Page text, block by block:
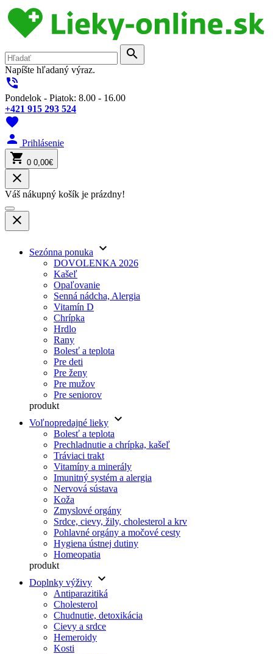
search
Napíšte hľadaný výraz.
phone_in_talk
Pondelok - Piatok: 8.00 - 16.00
+421 915 293 524
favorite
person Prihlásenie
shopping_cart 0 0,00€
close
Váš nákupný košík je prázdny!
close
Sezónna ponuka keyboard_arrow_down
DOVOLENKA 2026
Kašeľ
Opaľovanie
Senná nádcha, Alergia
Vitamín D
Chrípka
Hrdlo
Rany
Bolesť a teplota
Pre deti
Pre ženy
Pre mužov
Pre seniorov
produkt
Voľnopredajné lieky keyboard_arrow_down
Bolesť a teplota
Prechladnutie a chrípka, kašeľ
Tráviaci trakt
Vitamíny a minerály
Imunitný systém a alergia
Nervová sústava
Koža
Zmyslové orgány
Srdce, cievy, žily, cholesterol a krv
Pohlavné orgány a močové cesty
Hygiena ústnej dutiny
Homeopatia
produkt
Doplnky výživy keyboard_arrow_down
Antiparazitiká
Cholesterol
Chudnutie, detoxikácia
Cievy a srdce
Hemeroidy
Kosti